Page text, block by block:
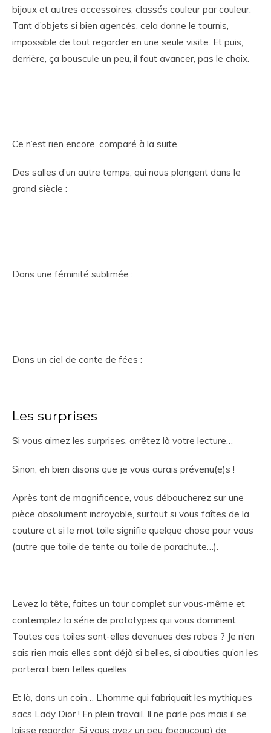
bijoux et autres accessoires, classés couleur par couleur.
Tant d’objets si bien agencés, cela donne le tournis,
impossible de tout regarder en une seule visite. Et puis,
derrière, ça bouscule un peu, il faut avancer, pas le choix.
Ce n’est rien encore, comparé à la suite.
Des salles d’un autre temps, qui nous plongent dans le
grand siècle :
Dans une féminité sublimée :
Dans un ciel de conte de fées :
Les surprises
Si vous aimez les surprises, arrêtez là votre lecture…
Sinon, eh bien disons que je vous aurais prévenu(e)s !
Après tant de magnificence, vous déboucherez sur une
pièce absolument incroyable, surtout si vous faîtes de la
couture et si le mot toile signifie quelque chose pour vous
(autre que toile de tente ou toile de parachute…).
Levez la tête, faites un tour complet sur vous-même et
contemplez la série de prototypes qui vous dominent.
Toutes ces toiles sont-elles devenues des robes ? Je n’en
sais rien mais elles sont déjà si belles, si abouties qu’on les
porterait bien telles quelles.
Et là, dans un coin… L’homme qui fabriquait les mythiques
sacs Lady Dior ! En plein travail. Il ne parle pas mais il se
laisse regarder. Si vous avez un peu (beaucoup) de